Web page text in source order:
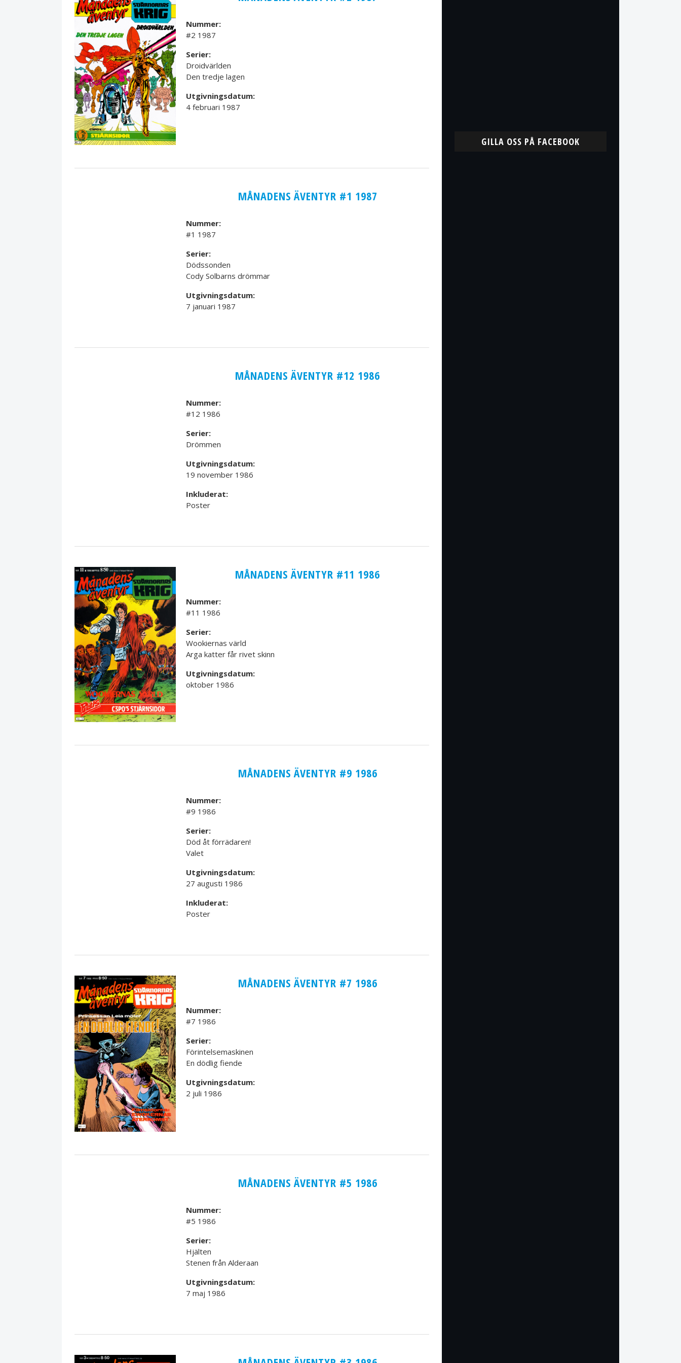
Nummer:
#2 1987
Serier:
Droidvärlden
Den tredje lagen
Utgivningsdatum:
4 februari 1987
MÅNADENS ÄVENTYR #1 1987
Nummer:
#1 1987
Serier:
Dödssonden
Cody Solbarns drömmar
Utgivningsdatum:
7 januari 1987
MÅNADENS ÄVENTYR #12 1986
Nummer:
#12 1986
Serier:
Drömmen
Utgivningsdatum:
19 november 1986
Inkluderat:
Poster
MÅNADENS ÄVENTYR #11 1986
Nummer:
#11 1986
Serier:
Wookiernas värld
Arga katter får rivet skinn
Utgivningsdatum:
oktober 1986
MÅNADENS ÄVENTYR #9 1986
Nummer:
#9 1986
Serier:
Död åt förrädaren!
Valet
Utgivningsdatum:
27 augusti 1986
Inkluderat:
Poster
MÅNADENS ÄVENTYR #7 1986
Nummer:
#7 1986
Serier:
Förintelsemaskinen
En dödlig fiende
Utgivningsdatum:
2 juli 1986
MÅNADENS ÄVENTYR #5 1986
Nummer:
#5 1986
Serier:
Hjälten
Stenen från Alderaan
Utgivningsdatum:
7 maj 1986
GILLA OSS PÅ FACEBOOK